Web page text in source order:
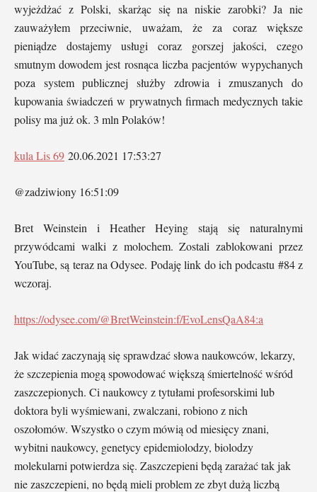
wyjeżdżać z Polski, skarżąc się na niskie zarobki? Ja nie
zauważyłem przeciwnie, uważam, że za coraz większe
pieniądze dostajemy usługi coraz gorszej jakości, czego
smutnym dowodem jest rosnąca liczba pacjentów wypychanych
poza system publicznej służby zdrowia i zmuszanych do
kupowania świadczeń w prywatnych firmach medycznych takie
polisy ma już ok. 3 mln Polaków!
kula Lis 69 20.06.2021 17:53:27
@zadziwiony 16:51:09
Bret Weinstein i Heather Heying stają się naturalnymi
przywódcami walki z molochem. Zostali zablokowani przez
YouTube, są teraz na Odysee. Podaję link do ich podcastu #84 z
wczoraj.
https://odysee.com/@BretWeinstein:f/EvoLensQaA84:a
Jak widać zaczynają się sprawdzać słowa naukowców, lekarzy,
że szczepienia mogą spowodować większą śmiertelność wśród
zaszczepionych. Ci naukowcy z tytułami profesorskimi lub
doktora byli wyśmiewani, zwalczani, robiono z nich
oszołomów. Wszystko o czym mówią od miesięcy znani,
wybitni naukowcy, genetycy epidemiolodzy, biolodzy
molekularni potwierdza się. Zaszczepieni będą zarażać tak jak
nie zaszczepieni, no będą mieli problem ze zbyt dużą liczbą